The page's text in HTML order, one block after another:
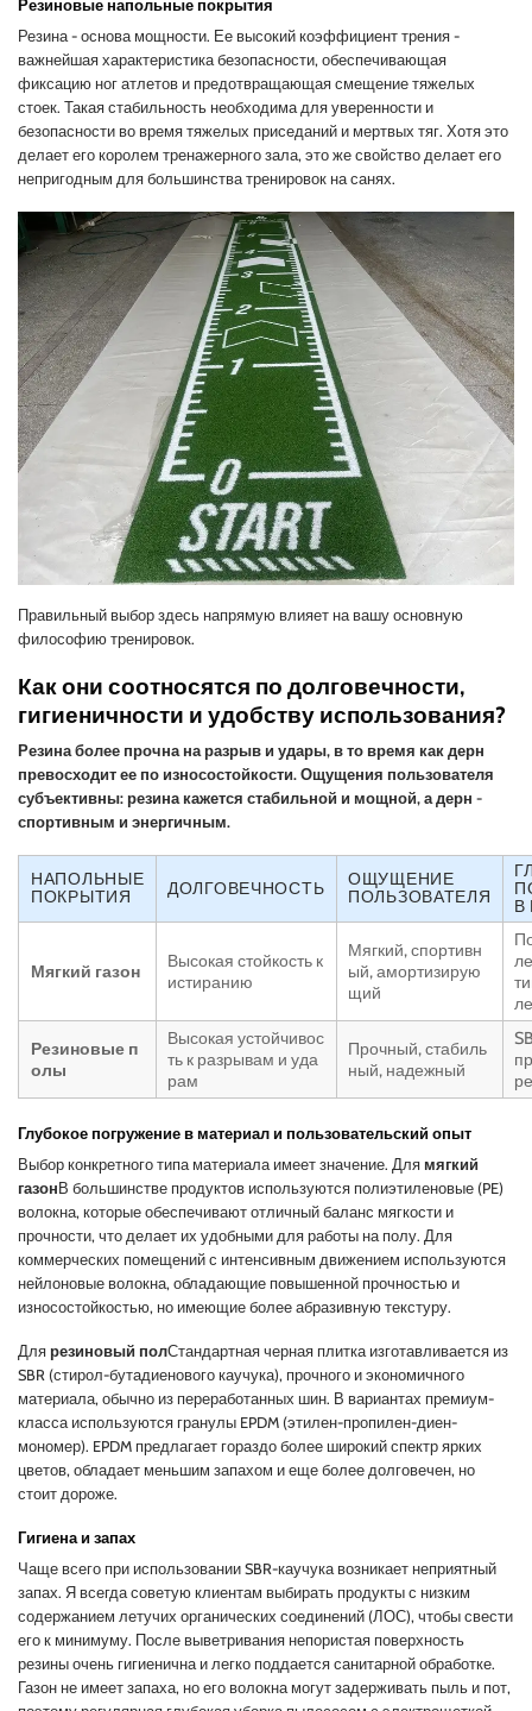
Резиновые напольные покрытия
Резина - основа мощности. Ее высокий коэффициент трения -
важнейшая характеристика безопасности, обеспечивающая
фиксацию ног атлетов и предотвращающая смещение тяжелых
стоек. Такая стабильность необходима для уверенности и
безопасности во время тяжелых приседаний и мертвых тяг. Хотя это
делает его королем тренажерного зала, это же свойство делает его
непригодным для большинства тренировок на санях.
Правильный выбор здесь напрямую влияет на вашу основную
философию тренировок.
Как они соотносятся по долговечности,
гигиеничности и удобству использования?
Резина более прочна на разрыв и удары, в то время как дерн
превосходит ее по износостойкости. Ощущения пользователя
субъективны: резина кажется стабильной и мощной, а дерн -
спортивным и энергичным.
НАПОЛЬНЫЕ
ПОКРЫТИЯ
ДОЛГОВЕЧНОСТЬ
ОЩУЩЕНИЕ
ПОЛЬЗОВАТЕЛЯ
В
Мягкий газон
Высокая стойкость к
истиранию
Мягкий, спортивн
ый, амортизирую
щий
Резиновые п
олы
Высокая устойчивос
ть к разрывам и уда
рам
Прочный, стабиль
ный, надежный
Глубокое погружение в материал и пользовательский опыт
Выбор конкретного типа материала имеет значение. Для мягкий
газон В большинстве продуктов используются полиэтиленовые (PE)
волокна, которые обеспечивают отличный баланс мягкости и
прочности, что делает их удобными для работы на полу. Для
коммерческих помещений с интенсивным движением используются
нейлоновые волокна, обладающие повышенной прочностью и
износостойкостью, но имеющие более абразивную текстуру.
Для резиновый полСтандартная черная плитка изготавливается из
SBR (стирол-бутадиенового каучука), прочного и экономичного
материала, обычно из переработанных шин. В вариантах премиум-
класса используются гранулы EPDM (этилен-пропилен-диен-
мономер). EPDM предлагает гораздо более широкий спектр ярких
цветов, обладает меньшим запахом и еще более долговечен, но
стоит дороже.
Гигиена и запах
Чаще всего при использовании SBR-каучука возникает неприятный
запах. Я всегда советую клиентам выбирать продукты с низким
содержанием летучих органических соединений (ЛОС), чтобы свести
его к минимуму. После выветривания непористая поверхность
резины очень гигиенична и легко поддается санитарной обработке.
Газон не имеет запаха, но его волокна могут задерживать пыль и пот,